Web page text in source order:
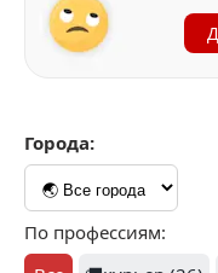
Города:
По профессиям: